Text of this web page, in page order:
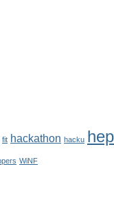
fit hackathon hacku
WiNF